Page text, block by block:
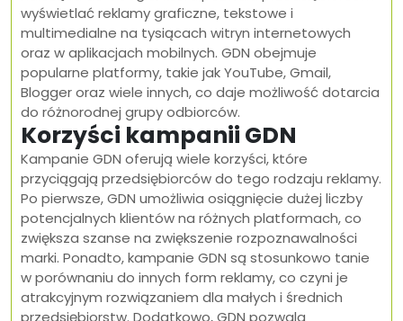
wyświetlać reklamy graficzne, tekstowe i
multimedialne na tysiącach witryn internetowych
oraz w aplikacjach mobilnych. GDN obejmuje
popularne platformy, takie jak YouTube, Gmail,
Blogger oraz wiele innych, co daje możliwość dotarcia
do różnorodnej grupy odbiorców.
Korzyści kampanii GDN
Kampanie GDN oferują wiele korzyści, które
przyciągają przedsiębiorców do tego rodzaju reklamy.
Po pierwsze, GDN umożliwia osiągnięcie dużej liczby
potencjalnych klientów na różnych platformach, co
zwiększa szanse na zwiększenie rozpoznawalności
marki. Ponadto, kampanie GDN są stosunkowo tanie
w porównaniu do innych form reklamy, co czyni je
atrakcyjnym rozwiązaniem dla małych i średnich